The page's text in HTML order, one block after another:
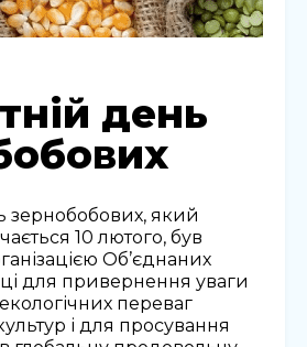
день
зернобобових, який
10 лютого, був
Об’єднаних
для привернення уваги
переваг
і для просування